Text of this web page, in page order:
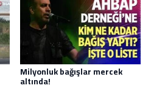
Milyonluk bağışlar mercek
altında!